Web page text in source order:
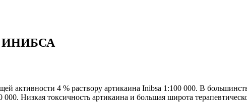
ИНИБСА
активности 4 % раствору артикаина Inibsa 1:100 000. В
Низкая токсичность артикаина и большая широта